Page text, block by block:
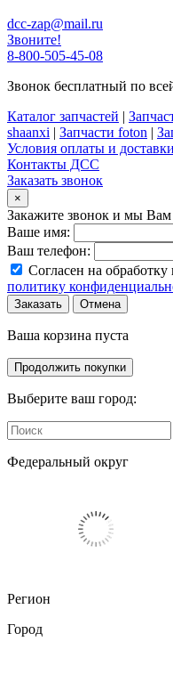
dcc-zap@mail.ru
Звоните!
8-800-505-45-08
Звонок бесплатный по
Каталог запчастей |
shaanxi | Запчасти foton |
Условия оплаты и доставки
Контакты ДСС
Заказать звонок
×
Закажите звонок и мы
Ваше имя:
Ваш телефон:
Согласен на
политику
Заказать Отмена
Ваша корзина пуста
Продолжить покупки
Выберите ваш город:
Федеральный округ
Регион
Город